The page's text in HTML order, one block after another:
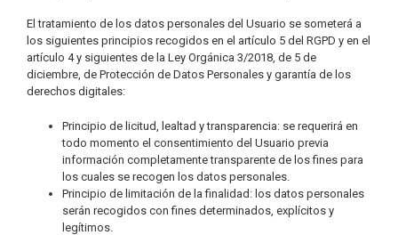
El tratamiento de los datos personales del Usuario se someterá a
los siguientes principios recogidos en el artículo 5 del RGPD y en el
artículo 4 y siguientes de la Ley Orgánica 3/2018, de 5 de
diciembre, de Protección de Datos Personales y garantía de los
derechos digitales:
Principio de licitud, lealtad y transparencia: se requerirá en
todo momento el consentimiento del Usuario previa
información completamente transparente de los fines para
los cuales se recogen los datos personales.
Principio de limitación de la finalidad: los datos personales
serán recogidos con fines determinados, explícitos y
legítimos.